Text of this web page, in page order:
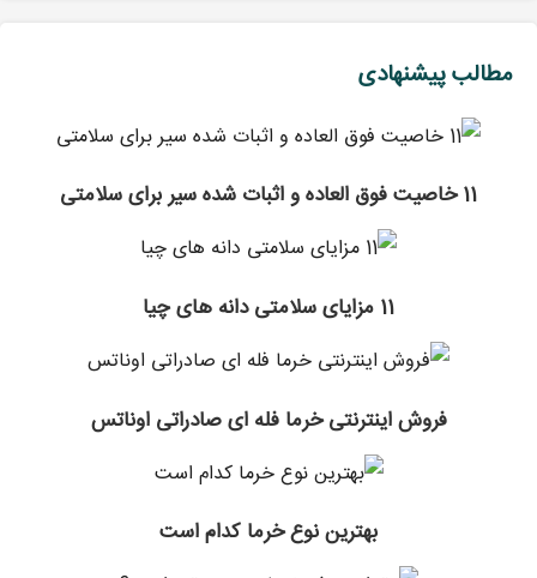
مطالب پیشنهادی
11 خاصیت فوق العاده و اثبات شده سیر برای سلامتی
11 مزایای سلامتی دانه های چیا
فروش اینترنتی خرما فله ای صادراتی اوناتس
بهترین نوع خرما کدام است